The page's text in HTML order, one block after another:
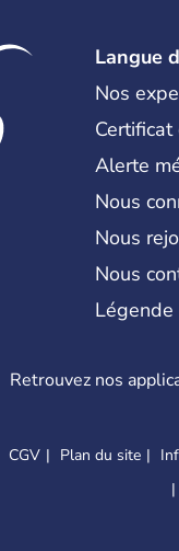
Langue
Nos
Alerte
Nous
Nous
Nous
Retrouvez nos
CGV Plan du site